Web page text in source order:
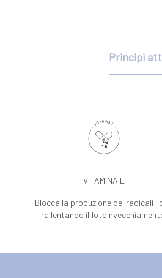
Principi
VITAMINA E
Blocca la produzione dei radicali
rallentando il